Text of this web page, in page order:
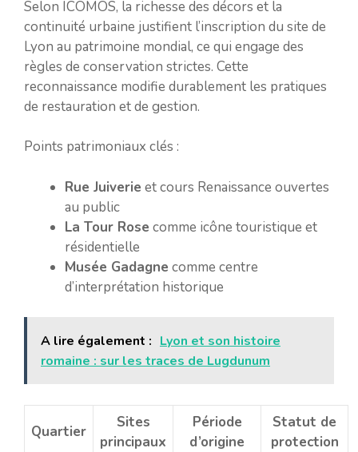
Selon ICOMOS, la richesse des décors et la
continuité urbaine justifient l’inscription du site de
Lyon au patrimoine mondial, ce qui engage des
règles de conservation strictes. Cette
reconnaissance modifie durablement les pratiques
de restauration et de gestion.
Points patrimoniaux clés :
Rue Juiverie et cours Renaissance ouvertes
au public
La Tour Rose comme icône touristique et
résidentielle
Musée Gadagne comme centre
d’interprétation historique
A lire également : Lyon et son histoire
romaine : sur les traces de Lugdunum
Quartier
Sites
principaux
Période
d’origine
Statut de
protection